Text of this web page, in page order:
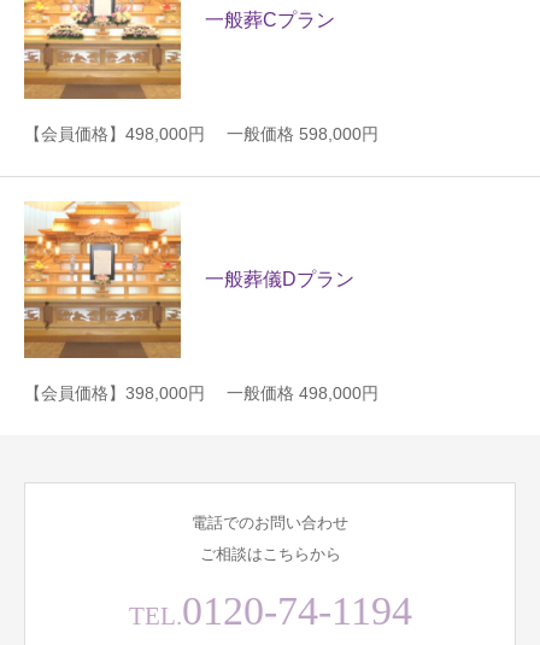
一般葬Cプラン
【会員価格】498,000円 一般価格 598,000円
一般葬儀Dプラン
【会員価格】398,000円 一般価格 498,000円
電話でのお問い合わせ
ご相談はこちらから
TEL.0120-74-1194